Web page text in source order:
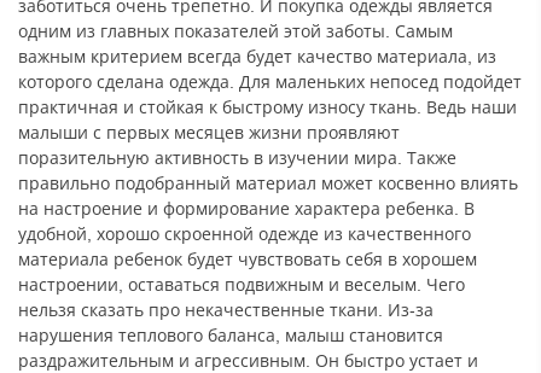
заботиться очень трепетно. И покупка одежды является
одним из главных показателей этой заботы. Самым
важным критерием всегда будет качество материала, из
которого сделана одежда. Для маленьких непосед подойдет
практичная и стойкая к быстрому износу ткань. Ведь наши
малыши с первых месяцев жизни проявляют
поразительную активность в изучении мира. Также
правильно подобранный материал может косвенно влиять
на настроение и формирование характера ребенка. В
удобной, хорошо скроенной одежде из качественного
материала ребенок будет чувствовать себя в хорошем
настроении, оставаться подвижным и веселым. Чего
нельзя сказать про некачественные ткани. Из-за
нарушения теплового баланса, малыш становится
раздражительным и агрессивным. Он быстро устает и